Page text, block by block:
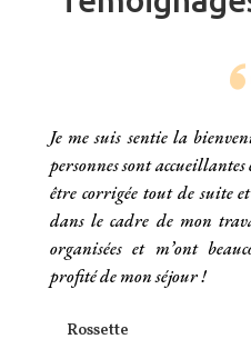
Je me suis sentie la
personnes sont accueillantes
être corrigée tout de suite
dans le cadre de mon
organisées et m’ont
profité de mon séjour !
Rossette